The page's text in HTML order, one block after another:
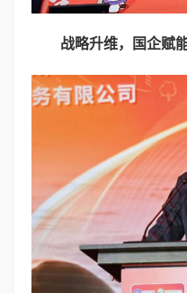
战略升维，国企赋